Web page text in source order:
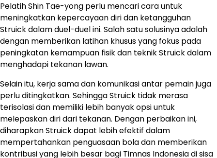
Pelatih Shin Tae-yong perlu mencari cara untuk
meningkatkan kepercayaan diri dan ketangguhan
Struick dalam duel-duel ini. Salah satu solusinya adalah
dengan memberikan latihan khusus yang fokus pada
peningkatan kemampuan fisik dan teknik Struick dalam
menghadapi tekanan lawan.
Selain itu, kerja sama dan komunikasi antar pemain juga
perlu ditingkatkan. Sehingga Struick tidak merasa
terisolasi dan memiliki lebih banyak opsi untuk
melepaskan diri dari tekanan. Dengan perbaikan ini,
diharapkan Struick dapat lebih efektif dalam
mempertahankan penguasaan bola dan memberikan
kontribusi yang lebih besar bagi Timnas Indonesia di sisa